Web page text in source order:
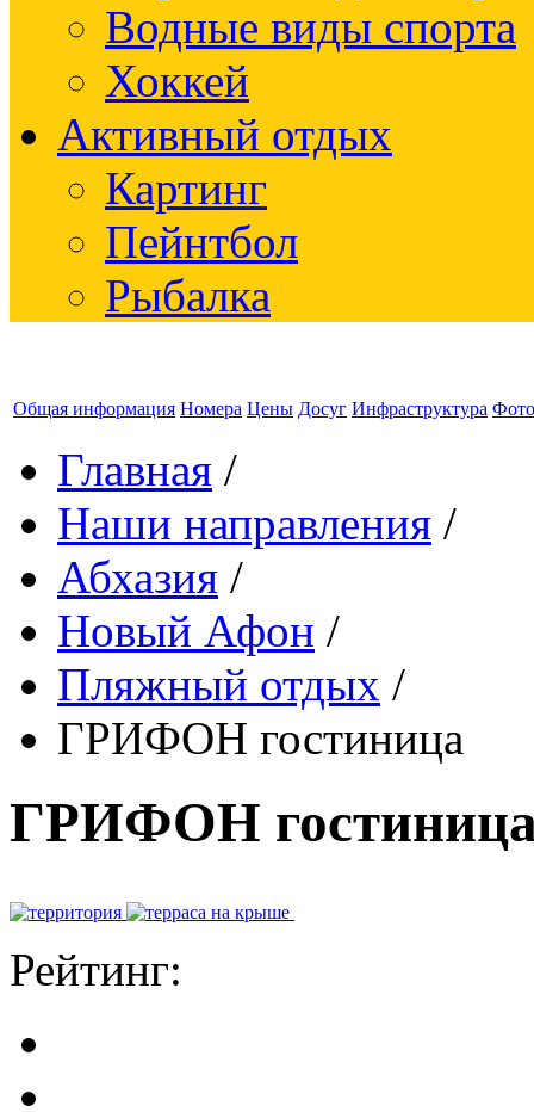
Водные виды спорта
Хоккей
Активный отдых
Картинг
Пейнтбол
Рыбалка
Общая информация Номера Цены Досуг Инфраструктура Фото
Главная /
Наши направления /
Абхазия /
Новый Афон /
Пляжный отдых /
ГРИФОН гостиница
ГРИФОН
Рейтинг: